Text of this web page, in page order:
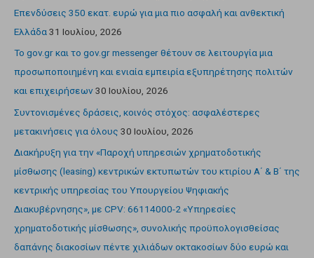
Επενδύσεις 350 εκατ. ευρώ για μια πιο ασφαλή και ανθεκτική
Ελλάδα 31 Ιουλίου, 2026
Το gov.gr και το gov.gr messenger θέτουν σε λειτουργία μια
προσωποποιημένη και ενιαία εμπειρία εξυπηρέτησης πολιτών
και επιχειρήσεων30 Ιουλίου, 2026
Συντονισμένες δράσεις, κοινός στόχος: ασφαλέστερες
μετακινήσεις για όλους 30 Ιουλίου, 2026
Διακήρυξη για την «Παροχή υπηρεσιών χρηματοδοτικής
μίσθωσης (leasing) κεντρικών εκτυπωτών του κτιρίου Α΄ & Β΄ της
κεντρικής υπηρεσίας του Υπουργείου Ψηφιακής
Διακυβέρνησης», με CPV: 66114000-2 «Υπηρεσίες
χρηματοδοτικής μίσθωσης», συνολικής προϋπολογισθείσας
δαπάνης διακοσίων πέντε χιλιάδων οκτακοσίων δύο ευρώ και